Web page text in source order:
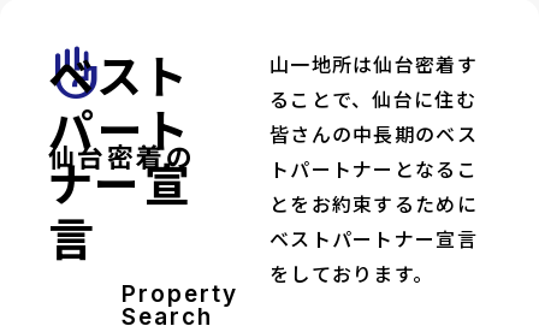
front_hand
仙台密着の
ベスト
パート
ナー宣
言
Property
Search
山一地所は仙台密着す
ることで、仙台に住む
皆さんの中長期のベス
トパートナーとなるこ
とをお約束するために
ベストパートナー宣言
をしております。